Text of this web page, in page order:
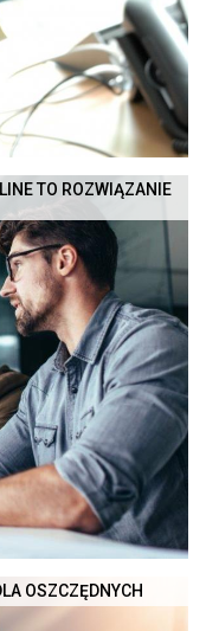
TO ROZWIĄZANIE
OSZCZĘDNYCH